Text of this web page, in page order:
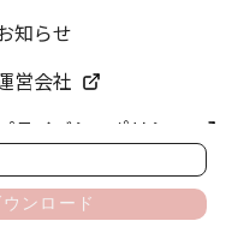
ンロード
知らせ
営会社
プライバシーポリシー
問い合わせ